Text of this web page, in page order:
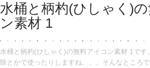
水桶と柄杓(ひしゃく)
ン素材 1
水桶と柄杓(ひしゃく)の無料アイコン素材 1です
除とかで使ったりしますね、、、そんなところ